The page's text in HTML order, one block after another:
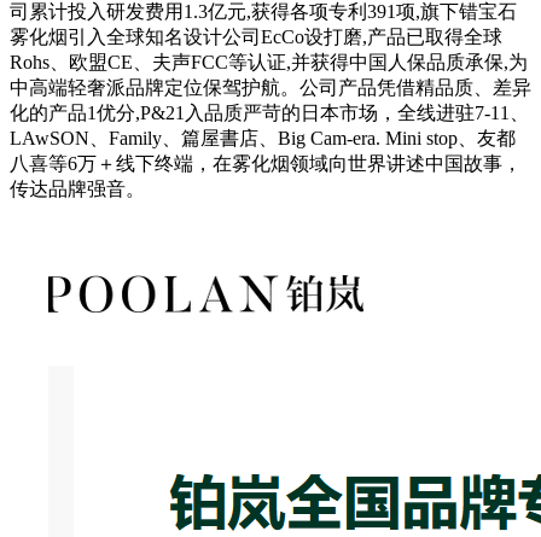
司累计投入研发费用1.3亿元,获得各项专利391项,旗下错宝石
雾化烟引入全球知名设计公司EcCo设打磨,产品已取得全球
Rohs、欧盟CE、夫声FCC等认证,并获得中国人保品质承保,为
中高端轻奢派品牌定位保驾护航。公司产品凭借精品质、差异
化的产品1优分,P&21入品质严苛的日本市场，全线进驻7-11、
LAwSON、Family、篇屋書店、Big Cam-era. Mini stop、友都
八喜等6万＋线下终端，在雾化烟领域向世界讲述中国故事，
传达品牌强音。